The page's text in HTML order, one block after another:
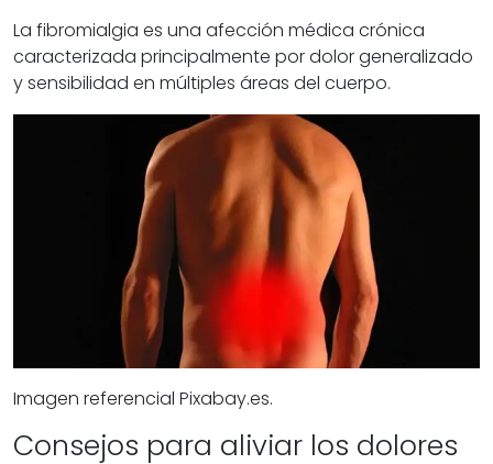
La fibromialgia es una afección médica crónica
caracterizada principalmente por dolor generalizado
y sensibilidad en múltiples áreas del cuerpo.
Imagen referencial Pixabay.es.
Consejos para aliviar los dolores